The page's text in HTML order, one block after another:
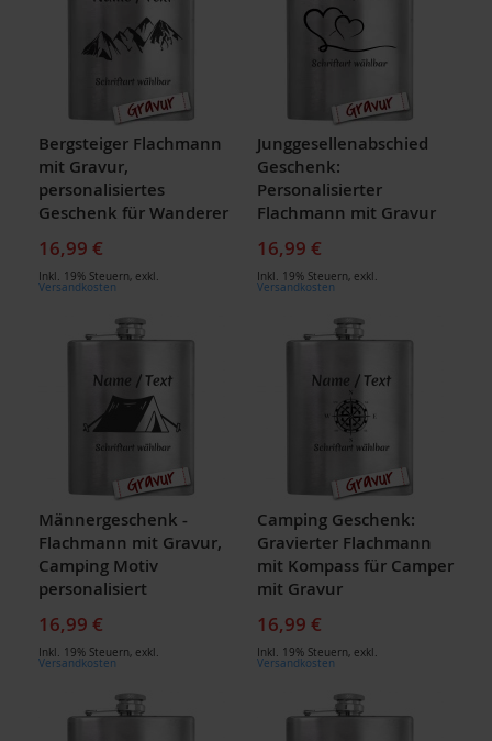
Bergsteiger Flachmann
mit Gravur,
personalisiertes
Geschenk für Wanderer
16,99 €
Inkl. 19% Steuern, exkl.
Versandkosten
Junggesellenabschied
Geschenk:
Personalisierter
Flachmann mit Gravur
16,99 €
Inkl. 19% Steuern, exkl.
Versandkosten
Männergeschenk -
Flachmann mit Gravur,
Camping Motiv
personalisiert
16,99 €
Inkl. 19% Steuern, exkl.
Versandkosten
Camping Geschenk:
Gravierter Flachmann
mit Kompass für Camper
mit Gravur
16,99 €
Inkl. 19% Steuern, exkl.
Versandkosten